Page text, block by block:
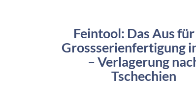
Feintool: Das Aus
Grossserienfertigung
– Verlagerung
Tschechien